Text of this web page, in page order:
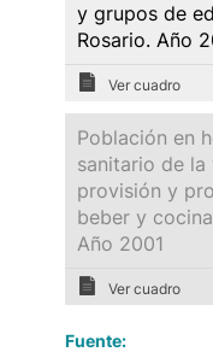
y grupos de
Rosario. Año
Ver cuadro
Población en
sanitario de la
provisión y
beber y
Año 2001
Ver cuadro
Fuente: